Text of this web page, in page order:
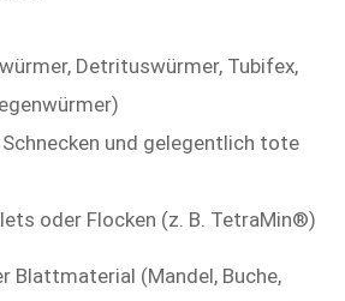
Detrituswürmer, Tubifex,
und gelegentlich tote
oder Flocken (z. B. TetraMin®)
Blattmaterial (Mandel, Buche,